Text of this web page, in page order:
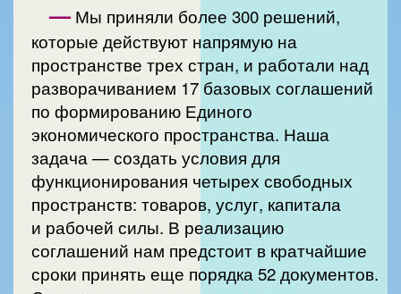
— Мы приняли более 300 решений,
которые действуют напрямую на
пространстве трех стран, и работали над
разворачиванием 17 базовых соглашений
по формированию Единого
экономического пространства. Наша
задача — создать условия для
функционирования четырех свободных
пространств: товаров, услуг, капитала
и рабочей силы. В реализацию
соглашений нам предстоит в кратчайшие
сроки принять еще порядка 52 документов.